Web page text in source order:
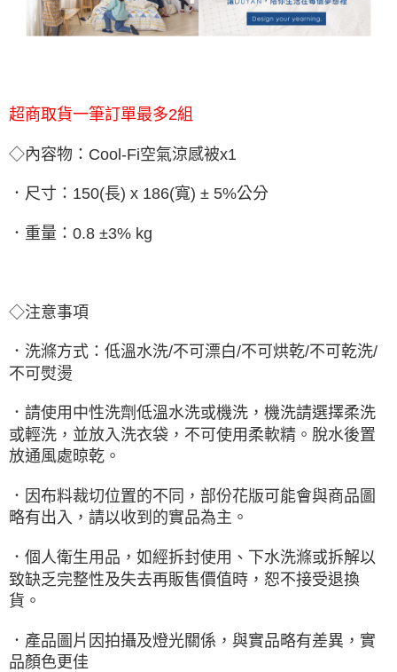
超商取貨一筆訂單最多2組
◇內容物：Cool-Fi空氣涼感被x1
．尺寸：150(長) x 186(寬) ± 5%公分
．重量：0.8 ±3% kg
◇注意事項
．洗滌方式：低溫水洗/不可漂白/不可烘乾/不可乾洗/
不可熨燙
．請使用中性洗劑低溫水洗或機洗，機洗請選擇柔洗
或輕洗，並放入洗衣袋，不可使用柔軟精。脫水後置
放通風處晾乾。
．因布料裁切位置的不同，部份花版可能會與商品圖
略有出入，請以收到的實品為主。
．個人衛生用品，如經拆封使用、下水洗滌或拆解以
致缺乏完整性及失去再販售價值時，恕不接受退換
貨。
．產品圖片因拍攝及燈光關係，與實品略有差異，實
品顏色更佳